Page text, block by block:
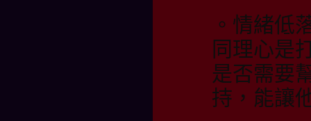
。情緒低
同理心是
是否需要
持，能讓